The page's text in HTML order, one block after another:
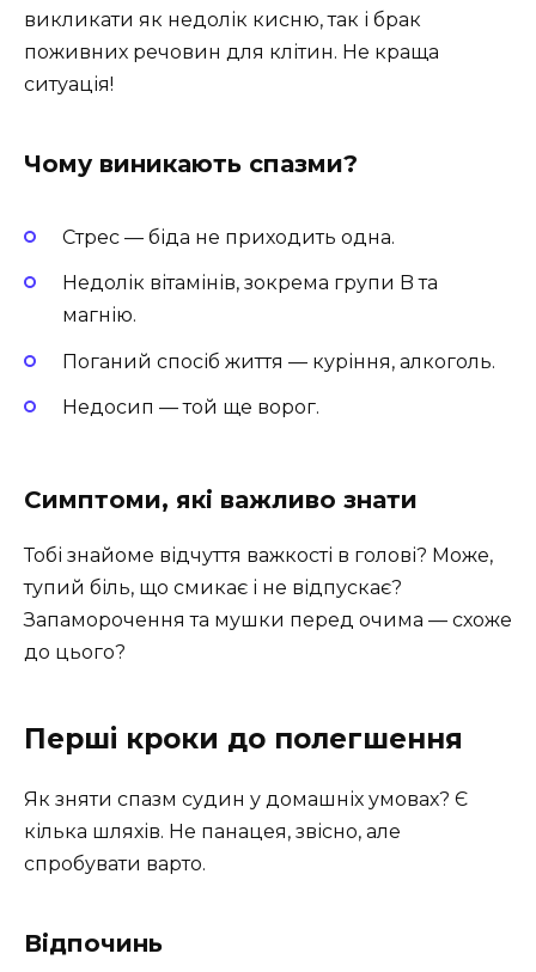
викликати як недолік кисню, так і брак
поживних речовин для клітин. Не краща
ситуація!
Чому виникають спазми?
Стрес — біда не приходить одна.
Недолік вітамінів, зокрема групи B та
магнію.
Поганий спосіб життя — куріння, алкоголь.
Недосип — той ще ворог.
Симптоми, які важливо знати
Тобі знайоме відчуття важкості в голові? Може,
тупий біль, що смикає і не відпускає?
Запаморочення та мушки перед очима — схоже
до цього?
Перші кроки до полегшення
Як зняти спазм судин у домашніх умовах? Є
кілька шляхів. Не панацея, звісно, але
спробувати варто.
Відпочинь